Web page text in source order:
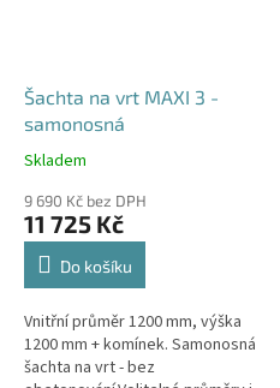
Šachta na vrt MAXI 3 -
samonosná
Průměrné
produktu
je
4,2
hvězdiček.
Skladem
9 690 Kč bez DPH
11 725 Kč
Do košíku
Vnitřní průměr 1200 mm, výška
1200 mm + komínek. Samonosná
šachta na vrt - bez